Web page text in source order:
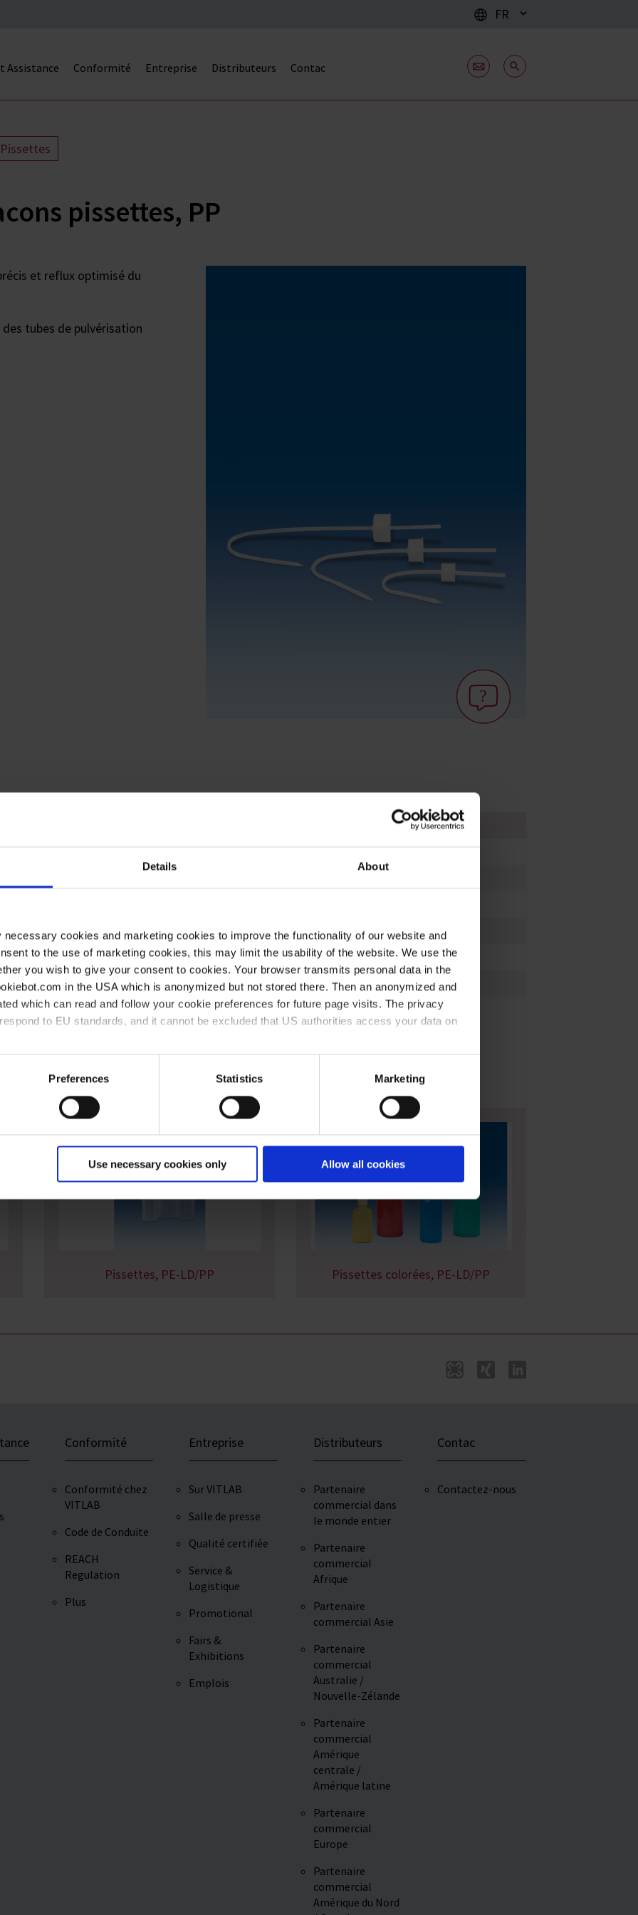
Details About
cookies and marketing cookies to improve the functionality of our website and
to the use of marketing cookies, this may limit the usability of the website. We use the
you wish to give your consent to cookies. Your browser transmits personal data in the
in the USA which is anonymized but not stored there. Then an anonymized and
which can read and follow your cookie preferences for future page visits. The privacy
to EU standards, and it cannot be excluded that US authorities access your data on
and the use of your personal data please visit our data privacy statement
Preferences Statistics Marketing
Use necessary cookies only Allow all cookies
FR
Assistance Conformité Entreprise Distributeurs Contac
pissettes, PP
et reflux optimisé du
tubes de pulvérisation
12
833101
12
833301
12
833302
12 833403
aussi
Pissettes, PE-LD/PP Pissettes colorées, PE-LD/PP
Conformité
Conformité chez
VITLAB
Code de Conduite
REACH
Regulation
Plus
Entreprise
Sur VITLAB
Salle de presse
Qualité certifiée
Service &
Logistique
Promotional
Fairs &
Exhibitions
Emplois
Distributeurs
Partenaire
commercial dans
le monde entier
Partenaire
commercial
Afrique
Partenaire
commercial Asie
Partenaire
commercial
Australie /
Nouvelle-Zélande
Partenaire
commercial
Amérique
centrale /
Amérique latine
Partenaire
commercial
Europe
Partenaire
commercial
Amérique du Nord
Contac
Contactez-nous